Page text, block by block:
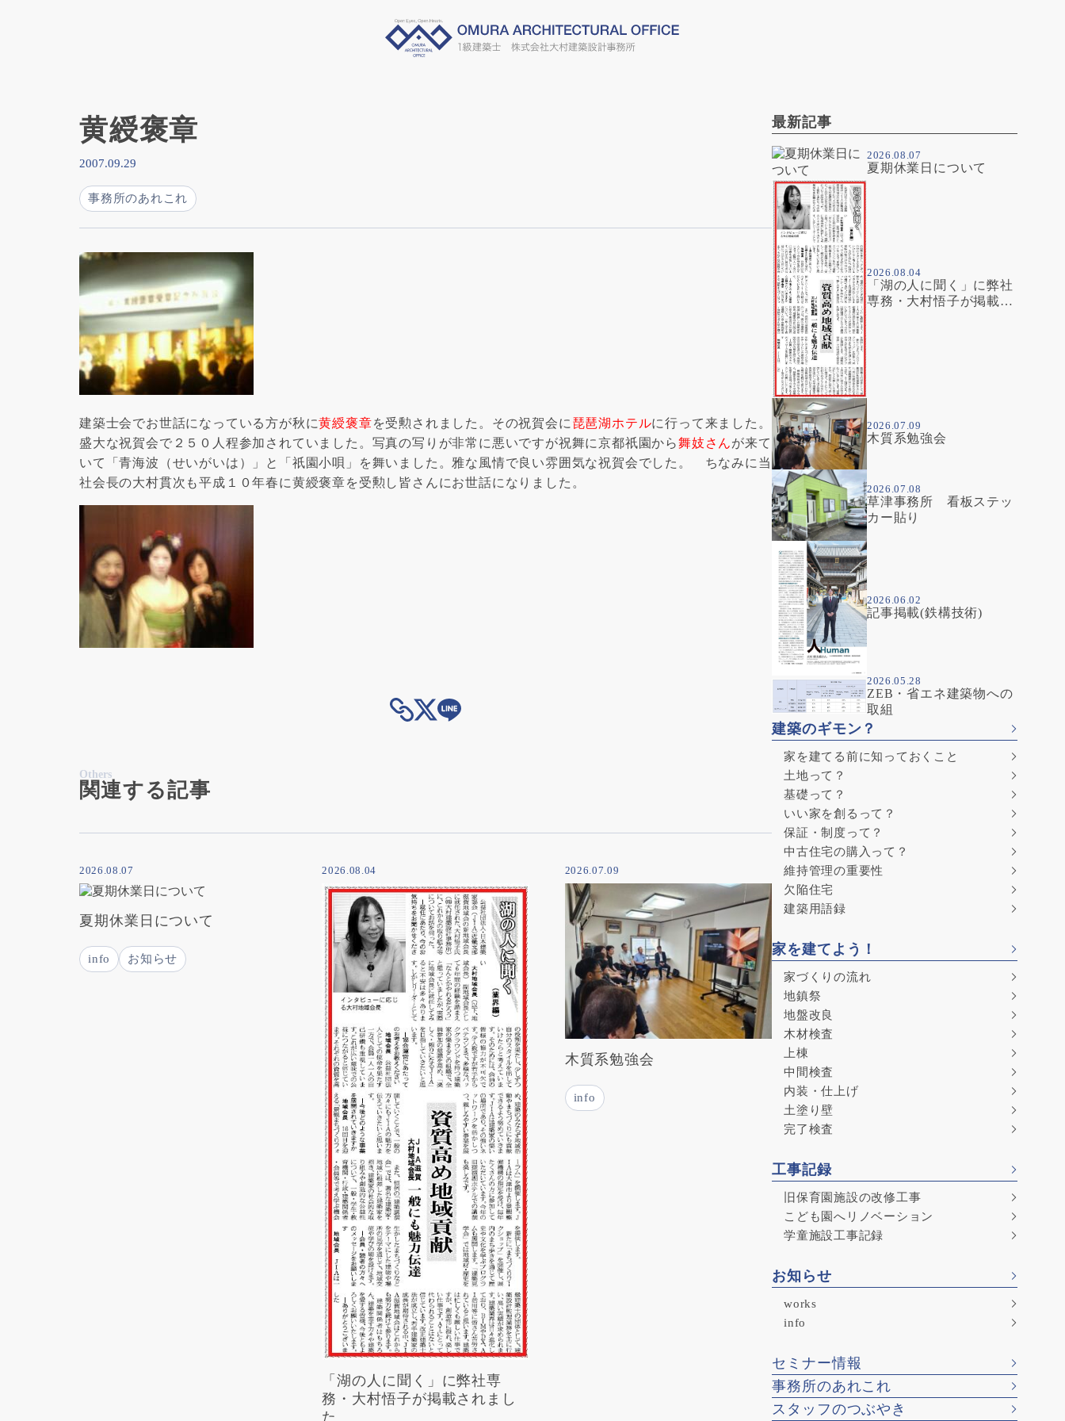
黄綬褒章
2007.09.29
事務所のあれこれ
建築士会でお世話になっている方が秋に黄綬褒章を受勲されました。その祝賀会に 琵琶湖ホテルに行って来ました。
盛大な祝賀会で２５０人程参加されていました。写真の写りが非常に悪いですが祝舞に京都祇園から舞妓さんが来て
いて「青海波（せいがいは）」と「祇園小唄」を舞いました。雅な風情で良い雰囲気な祝賀会でした。 ちなみに当
社会長の大村貫次も平成１０年春に黄綬褒章を受勲 し皆さんにお世話になりました。
Others
関連する記事
2026.08.07
夏期休業日について
info お知らせ
2026.08.04
「湖の人に聞く」に弊社専
務・大村悟子が掲載されまし
た
2026.07.09
木質系勉強会
info
最新記事
2026.08.07
夏期休業日について
2026.08.04
「湖の人に聞く」に弊社
専務・大村悟子が掲載さ
2026.07.09
木質系勉強会
2026.07.08
草津事務所 看板ステッ
カー貼り
2026.06.02
記事掲載(鉄構技術)
2026.05.28
ZEB・省エネ建築物への
取組
建築のギモン？
家を建てる前に知っておくこと
土地って？
基礎って？
いい家を創るって？
保証・制度って？
中古住宅の購入って？
維持管理の重要性
欠陥住宅
建築用語録
家を建てよう！
家づくりの流れ
地鎮祭
地盤改良
木材検査
上棟
中間検査
内装・仕上げ
土塗り壁
完了検査
工事記録
旧保育園施設の改修工事
こども園へリノベーション
学童施設工事記録
お知らせ
works
info
セミナー情報
事務所のあれこれ
スタッフのつぶやき